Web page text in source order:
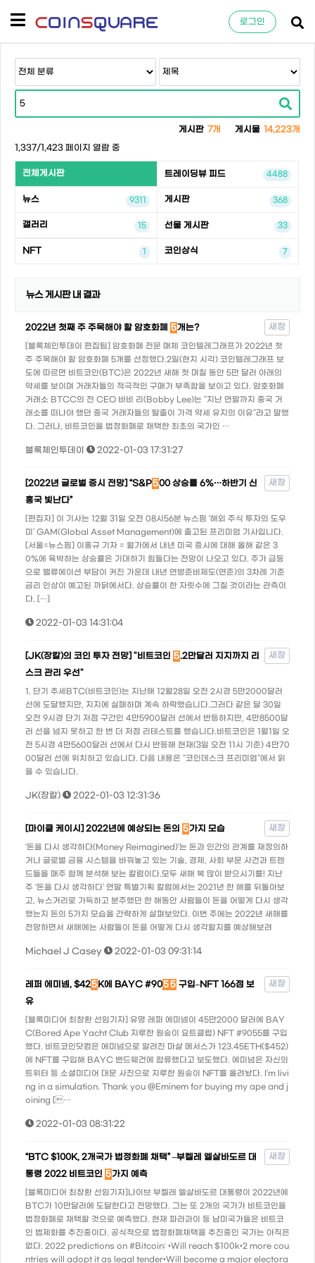
로그인
게시판 7개 게시물 14,223개
1,337/1,423 페이지 열람 중
전체게시판 트레이딩뷰 피드 4488
뉴스 9311 게시판 368
갤러리 15 선물 게시판 33
NFT 1 코인상식 7
뉴스 게시판 내 결과
2022년 첫째 주 주목해야 할 암호화폐 5개는? 새창
[블록체인투데이 편집팀] 암호화폐 전문 매체 코인텔레그래프가 2022년 첫
주 주목해야 할 암호화폐 5개를 선정했다.2일(현지 시각) 코인텔레그래프 보
도에 따르면 비트코인(BTC)은 2022년 새해 첫 며칠 동안 5만 달러 아래의
약세를 보이며 거래자들의 적극적인 구매가 부족함을 보이고 있다. 암호화폐
거래소 BTCC의 전 CEO 바비 리(Bobby Lee)는 "지난 연말까지 중국 거
래소를 떠나야 했던 중국 거래자들의 탈출이 가격 약세 유지의 이유"라고 말했
다. 그러나, 비트코인을 법정화폐로 채택한 최초의 국가인 …
블록체인투데이 2022-01-03 17:31:27
[2022년 글로벌 증시 전망] “S&P500 상승률 6%…하반기 신
흥국 빛난다”
새창
[편집자] 이 기사는 12월 31일 오전 08시56분 뉴스핌 ‘해외 주식 투자의 도우
미’ GAM(Global Asset Management)에 출고된 프리미엄 기사입니다.
[서울=뉴스핌] 이홍규 기자 = 월가에서 내년 미국 증시에 대해 올해 같은 3
0%에 육박하는 상승률은 기대하기 힘들다는 전망이 나오고 있다. 주가 급등
으로 밸류에이션 부담이 커진 가운데 내년 연방준비제도(연준)의 3차례 기준
금리 인상이 예고된 까닭에서다. 상승률이 한 자릿수에 그칠 것이라는 관측이
다. […]
2022-01-03 14:31:04
[JK(장칼)의 코인 투자 전망] "비트코인 5.2만달러 지지까지 리
스크 관리 우선"
새창
1. 단기 추세BTC(비트코인)는 지난해 12월28일 오전 2시경 5만2000달러
선에 도달했지만, 지지에 실패하며 계속 하락했습니다.그러다 같은 달 30일
오전 9시경 단기 저점 구간인 4만5900달러 선에서 반등하지만, 4만8500달
러 선을 넘지 못하고 한 번 더 저점 리테스트를 했습니다.비트코인은 1월1일 오
전 5시경 4만5600달러 선에서 다시 반등해 현재(3일 오전 11시 기준) 4만70
00달러 선에 위치하고 있습니다. 다음 내용은 "코인데스크 프리미엄"에서 읽
을 수 있습니다.
JK(장칼) 2022-01-03 12:31:36
[마이클 케이시] 2022년에 예상되는 돈의 5가지 모습 새창
‘돈을 다시 생각하다(Money Reimagined)’는 돈과 인간의 관계를 재정의하
거나 글로벌 금융 시스템을 바꿔놓고 있는 기술, 경제, 사회 부문 사건과 트렌
드들을 매주 함께 분석해 보는 칼럼이다.모두 새해 복 많이 받으시기를! 지난
주 ‘돈을 다시 생각하다’ 연말 특별기획 칼럼에서는 2021년 한 해를 뒤돌아보
고, 뉴스거리로 가득하고 분주했던 한 해동안 사람들이 돈을 어떻게 다시 생각
했는지 돈의 5가지 모습을 간략하게 살펴보았다. 이번 주에는 2022년 새해를
전망하면서 새해에는 사람들이 돈을 어떻게 다시 생각할지를 예상해보려
Michael J Casey 2022-01-03 09:31:14
레퍼 에미넴, $425 K에 BAYC #9055 구입–NFT 166점 보
유
새창
[블록미디어 최창환 선임기자] 유명 레퍼 에미넴이 45만2000 달러에 BAY
C(Bored Ape Yacht Club 지루한 원숭이 요트클럽) NFT #9055를 구입
했다. 비트코인닷컴은 에미넘으로 알려진 마샬 메서스가 123.45ETH($452)
에 NFT를 구입해 BAYC 밴드웨건에 합류했다고 보도했다. 에미넘은 자신의
트위터 등 소셜미디어 대문 사진으로 지루한 원숭이 NFT를 올려놨다. I’m livi
ng in a simulation. Thank you @Eminem for buying my ape and j
oining […
2022-01-03 08:31:22
“BTC $100K, 2개국가 법정화폐 채택” –부켈레 엘살바도르 대
통령 2022 비트코인 5가지 예측
새창
[블록미디어 최창환 선임기자]나이브 부켈레 엘살바도르 대통령이 2022년에
BTC가 10만달러에 도달한다고 전망했다. 그는 또 2개의 국가가 비트코인을
법정화폐로 채택할 것으로 예측했다. 현재 파라과이 등 남미국가들은 비트코
인 법제화를 추진중이다. 공식적으로 법정화폐채택을 추진중인 국가는 아직은
없다. 2022 predictions on #Bitcoin: •Will reach $100k•2 more cou
ntries will adopt it as legal tender•Will become a major electora